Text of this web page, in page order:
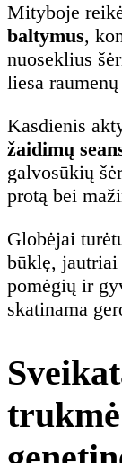
Mityboje
baltymus,
nuoseklius
liesa
Kasdienis
žaidimų
galvosūkių
protą bei
Globėjai
būklę,
pomėgių ir
skatinama